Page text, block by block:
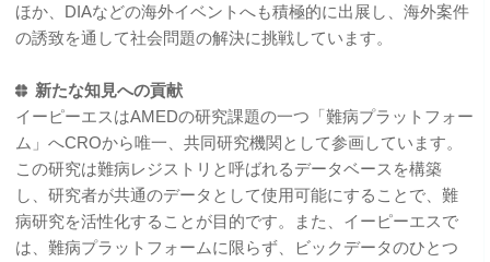
ほか、DIAなどの海外イベントへも積極的に出展し、海外案件
の誘致を通して社会問題の解決に挑戦しています。
新たな知見への貢献
イーピーエスはAMEDの研究課題の一つ「難病プラットフォー
ム」へCROから唯一、共同研究機関として参画しています。
この研究は難病レジストリと呼ばれるデータベースを構築
し、研究者が共通のデータとして使用可能にすることで、難
病研究を活性化することが目的です。また、イーピーエスで
は、難病プラットフォームに限らず、ビックデータのひとつ